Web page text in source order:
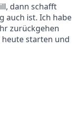
dann schafft
auch ist. Ich habe
zurückgehen
starten und